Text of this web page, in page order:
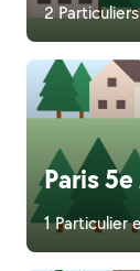
2
Paris
1 Particulier